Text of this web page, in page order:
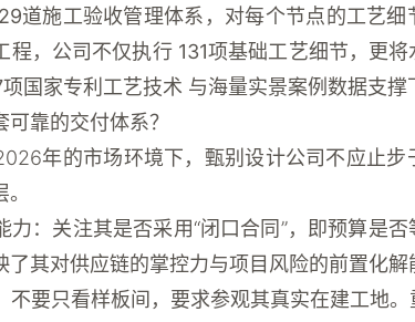
道施工验收管理体系 ，对每个节点的工艺
程，公司不仅执行 131项基础工艺细节，更
国家专利工艺技术 与海量实景案例数据支撑
靠的交付体系？
年的市场环境下，甄别设计公司不应止步
力：关注其是否采用“闭口合同”，即预算是
其对供应链的掌控力与项目风险的前置化解
不要只看样板间，要求参观其真实在建工地。